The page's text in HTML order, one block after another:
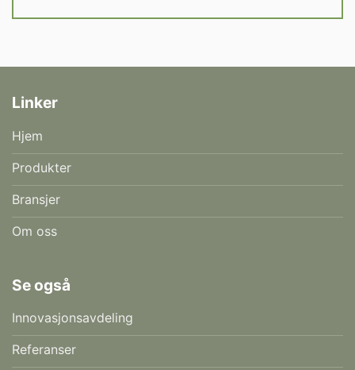
Linker
Hjem
Produkter
Bransjer
Om oss
Se også
Innovasjonsavdeling
Referanser